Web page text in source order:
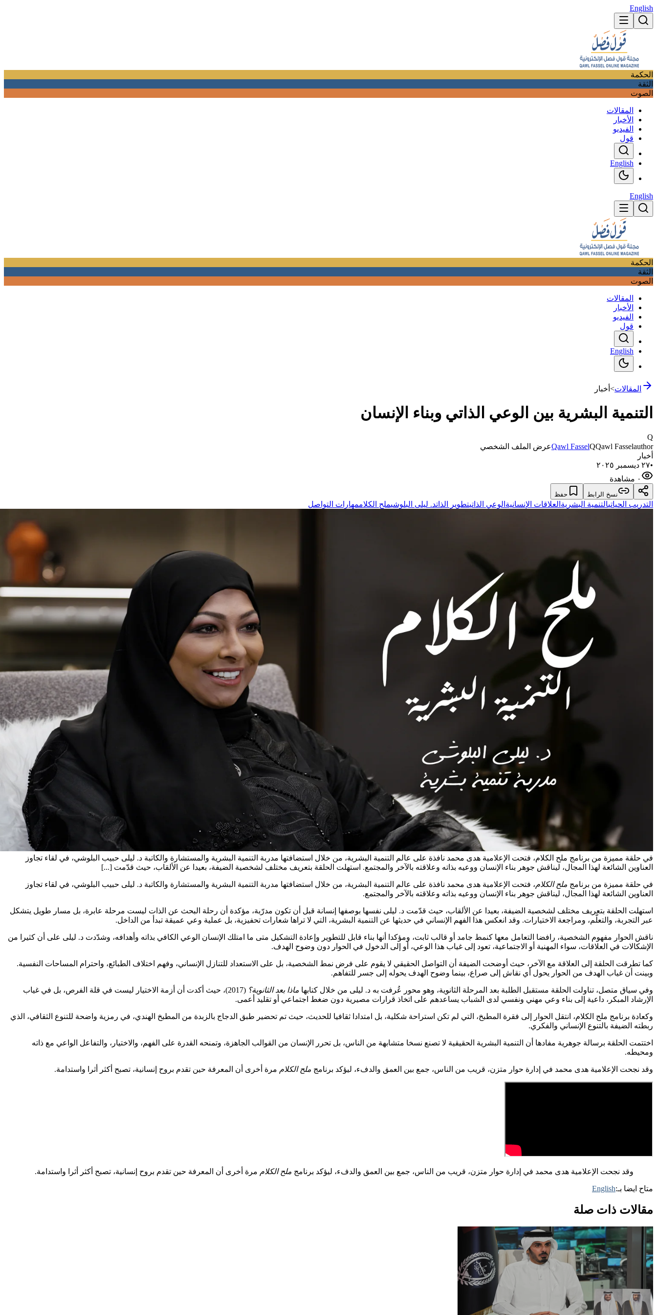
English
الحكمة
الثقة
الصوت
المقالات
الأخبار
الفيديو
قول
English
English
الحكمة
الثقة
الصوت
المقالات
الأخبار
الفيديو
قول
English
المقالات> أخبار
التنمية البشرية بين الوعي الذاتي وبناء الإنسان
Q
Qawl FasselQQawl Fasselauthor
عرض الملف الشخصي
أخبار
•٢٧ ديسمبر ٢٠٢٥
٠ مشاهدة
نسخ الرابط حفظ
التدريب الحياتيالتنمية البشرية العلاقات الإنسانية الوعي الذاتيتطوير الذاتد. ليلى البلوشيملح الكلاممهارات التواصل
في حلقة مميزة من برنامج ملح الكلام، فتحت الإعلامية هدى محمد نافذة على عالم التنمية البشرية، من خلال استضافتها مدربة التنمية البشرية والمستشارة والكاتبة د. ليلى حبيب البلوشي، في لقاء تجاوز
العناوين الشائعة لهذا المجال، ليناقش جوهر بناء الإنسان ووعيه بذاته وعلاقته بالآخر والمجتمع. استهلت الحلقة بتعريف مختلف لشخصية الضيفة، بعيدا عن الألقاب، حيث قدّمت [...]
في حلقة مميزة من برنامج ملح الكلام، فتحت الإعلامية هدى محمد نافذة على عالم التنمية البشرية، من خلال استضافتها مدربة التنمية البشرية والمستشارة والكاتبة د. ليلى حبيب البلوشي، في لقاء تجاوز
العناوين الشائعة لهذا المجال، ليناقش جوهر بناء الإنسان ووعيه بذاته وعلاقته بالآخر والمجتمع.
استهلت الحلقة بتعريف مختلف لشخصية الضيفة، بعيدا عن الألقاب، حيث قدّمت د. ليلى نفسها بوصفها إنسانة قبل أن تكون مدرّبة، مؤكدة أن رحلة البحث عن الذات ليست مرحلة عابرة، بل مسار طويل يتشكل
عبر التجربة، والتعلّم، ومراجعة الاختيارات. وقد انعكس هذا الفهم الإنساني في حديثها عن التنمية البشرية، التي لا تراها شعارات تحفيزية، بل عملية وعي عميقة تبدأ من الداخل.
ناقش الحوار مفهوم الشخصية، رافضا التعامل معها كنمط جامد أو قالب ثابت، ومؤكدا أنها بناء قابل للتطوير وإعادة التشكيل متى ما امتلك الإنسان الوعي الكافي بذاته وأهدافه، وشدّدت د. ليلى على أن كثيرا من
الإشكالات في العلاقات، سواء المهنية أو الاجتماعية، تعود إلى غياب هذا الوعي، أو إلى الدخول في الحوار دون وضوح الهدف.
كما تطرقت الحلقة إلى العلاقة مع الآخر، حيث أوضحت الضيفة أن التواصل الحقيقي لا يقوم على فرض نمط الشخصية، بل على الاستعداد للتنازل الإنساني، وفهم اختلاف الطبائع، واحترام المساحات النفسية.
وبينت أن غياب الهدف من الحوار يحول أي نقاش إلى صراع، بينما وضوح الهدف يحوله إلى جسر للتفاهم.
وفي سياق متصل، تناولت الحلقة مستقبل الطلبة بعد المرحلة الثانوية، وهو محور عُرفت به د. ليلى من خلال كتابها ماذا بعد الثانوية؟
(2017)، حيث أكدت أن أزمة الاختيار ليست في قلة الفرص، بل في غياب
الإرشاد المبكر، داعية إلى بناء وعي مهني ونفسي لدى الشباب يساعدهم على اتخاذ قرارات مصيرية دون ضغط اجتماعي أو تقليد أعمى.
وكعادة برنامج ملح الكلام، انتقل الحوار إلى فقرة المطبخ، التي لم تكن استراحة شكلية، بل امتدادا ثقافيا للحديث، حيث تم تحضير طبق الدجاج بالزبدة من المطبخ الهندي، في رمزية واضحة للتنوع الثقافي، الذي
ربطته الضيفة بالتنوع الإنساني والفكري.
اختتمت الحلقة برسالة جوهرية مفادها أن التنمية البشرية الحقيقية لا تصنع نسخا متشابهة من الناس، بل تحرر الإنسان من القوالب الجاهزة، وتمنحه القدرة على الفهم، والاختيار، والتفاعل الواعي مع ذاته
ومحيطه.
وقد نجحت الإعلامية هدى محمد في إدارة حوار متزن، قريب من الناس، جمع بين العمق والدفء، ليؤكد برنامج ملح الكلام مرة أخرى أن المعرفة حين تقدم بروح إنسانية، تصبح أكثر أثرا واستدامة.
وقد نجحت الإعلامية هدى محمد في إدارة حوار متزن، قريب من الناس، جمع بين العمق والدفء، ليؤكد برنامج ملح الكلام مرة أخرى أن المعرفة حين تقدم بروح إنسانية، تصبح أكثر أثرا واستدامة.
متاح ايضا بـ:English
مقالات ذات صلة